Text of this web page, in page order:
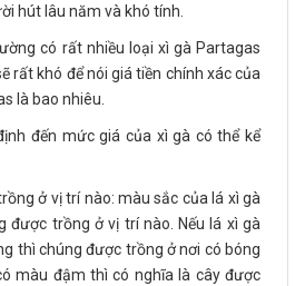
hút lâu năm và khó tính.
có rất nhiều loại xì gà Partagas
rất khó để nói giá tiền chính xác của
là bao nhiêu.
đến mức giá của xì gà có thể kể
ở vị trí nào: màu sắc của lá xì gà
được trồng ở vị trí nào. Nếu lá xì gà
thì chúng được trồng ở nơi có bóng
màu đậm thì có nghĩa là cây được